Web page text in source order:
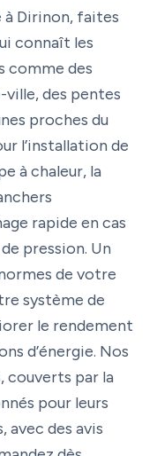
à Dirinon, faites
connaît les
comme des
des pentes
proches du
l’installation de
à chaleur, la
rapide en cas
pression. Un
de votre
système de
le rendement
d’énergie. Nos
couverts par la
pour leurs
des avis